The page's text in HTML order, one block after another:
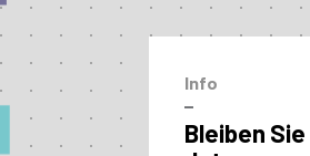
Info
–
Bleiben